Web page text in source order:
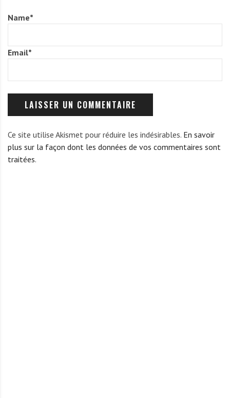
Name*
Email*
Ce site utilise Akismet pour réduire les indésirables. En savoir
plus sur la façon dont les données de vos commentaires sont
traitées.